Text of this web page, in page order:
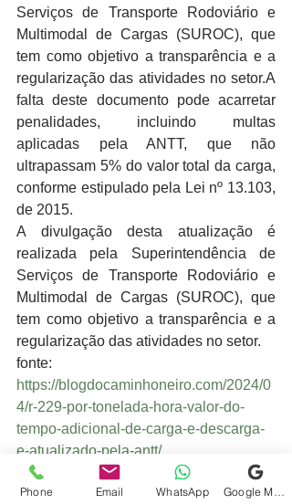
Serviços de Transporte Rodoviário e
Multimodal de Cargas (SUROC), que
tem como objetivo a transparência e a
regularização das atividades no setor.A
falta deste documento pode acarretar
penalidades, incluindo multas
aplicadas pela ANTT, que não
ultrapassam 5% do valor total da carga,
conforme estipulado pela Lei nº 13.103,
de 2015.
A divulgação desta atualização é
realizada pela Superintendência de
Serviços de Transporte Rodoviário e
Multimodal de Cargas (SUROC), que
tem como objetivo a transparência e a
regularização das atividades no setor.
fonte:
https://blogdocaminhoneiro.com/2024/0
4/r-229-por-tonelada-hora-valor-do-
tempo-adicional-de-carga-e-descarga-
e-atualizado-pela-antt/
Phone Email WhatsApp